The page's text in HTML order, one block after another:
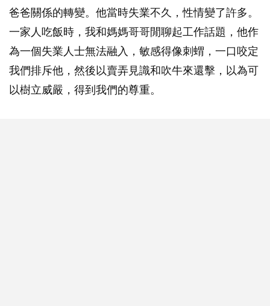
爸爸關係的轉變。他當時失業不久，性情變了許多。
一家人吃飯時，我和媽媽哥哥閒聊起工作話題，他作
為一個失業人士無法融入，敏感得像刺蝟，一口咬定
我們排斥他，然後以賣弄見識和吹牛來還擊，以為可
以樹立威嚴，得到我們的尊重。